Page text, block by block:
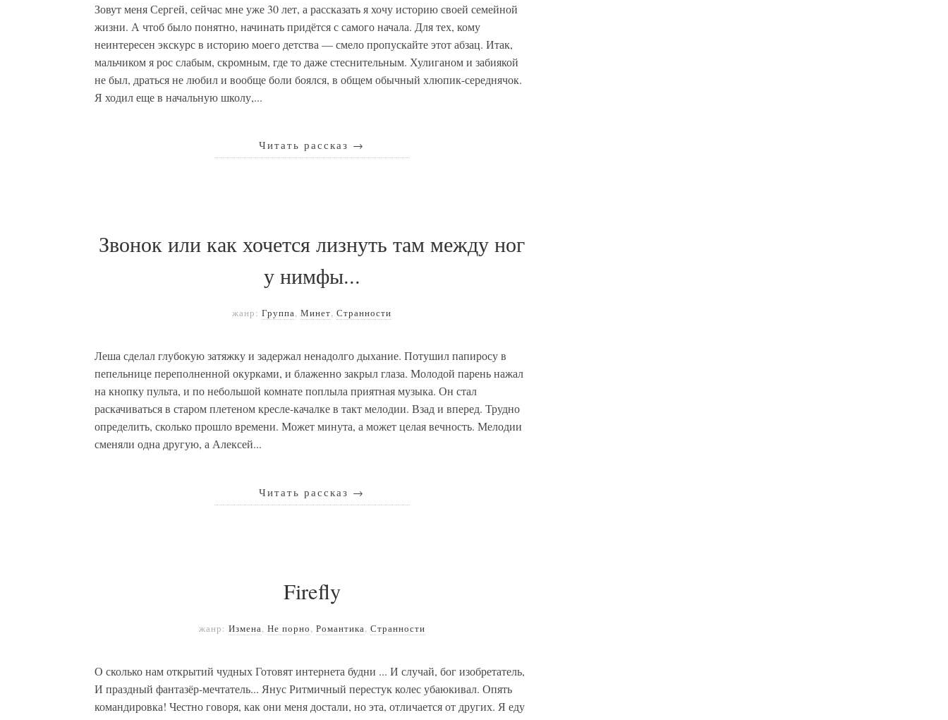
Зовут меня Сергей, сейчас мне уже 30 лет, а рассказать я хочу историю своей семейной
жизни. А чтоб было понятно, начинать придётся с самого начала. Для тех, кому
неинтересен экскурс в историю моего детства — смело пропускайте этот абзац. Итак,
мальчиком я рос слабым, скромным, где то даже стеснительным. Хулиганом и забиякой
не был, драться не любил и вообще боли боялся, в общем обычный хлюпик-середнячок.
Я ходил еще в начальную школу,...
Читать рассказ →
Звонок или как хочется лизнуть там между ног
у нимфы...
жанр:Группа,Минет,Странности
Леша сделал глубокую затяжку и задержал ненадолго дыхание. Потушил папиросу в
пепельнице переполненной окурками, и блаженно закрыл глаза. Молодой парень нажал
на кнопку пульта, и по небольшой комнате поплыла приятная музыка. Он стал
раскачиваться в старом плетеном кресле-качалке в такт мелодии. Взад и вперед. Трудно
определить, сколько прошло времени. Может минута, а может целая вечность. Мелодии
сменяли одна другую, а Алексей...
Читать рассказ →
Firefly
жанр: Измена, Не порно, Романтика, Странности
О сколько нам открытий чудных Готовят интернета будни ... И случай, бог изобретатель,
И праздный фантазёр-мечтатель... Янус Ритмичный перестук колес убаюкивал. Опять
командировка! Честно говоря, как они меня достали, но эта, отличается от других. Я еду